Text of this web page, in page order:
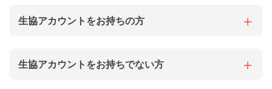
⽣協アカウントをお持ちの⽅
⽣協アカウントをお持ちでない⽅